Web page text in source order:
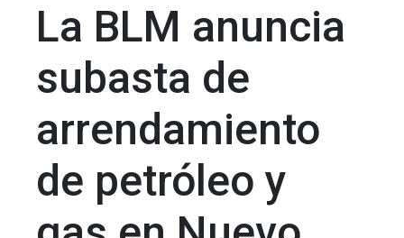
La BLM anuncia
subasta de
arrendamiento
de petróleo y